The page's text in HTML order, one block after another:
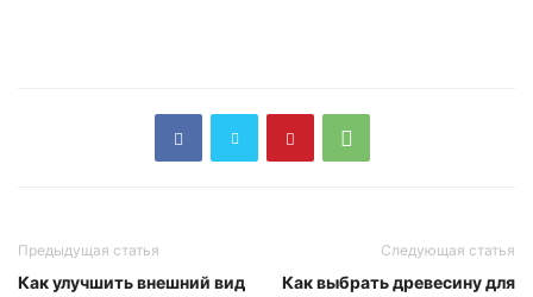
Предыдущая статья
Как улучшить внешний вид
Следующая статья
Как выбрать древесину для